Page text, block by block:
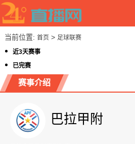
当前位置: 首页> 足球联赛
近3天赛事
已完赛
赛事介绍
巴拉甲附